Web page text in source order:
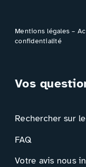
Mentions légales –
confidentialité
Vos
Rechercher sur
FAQ
Votre avis nous